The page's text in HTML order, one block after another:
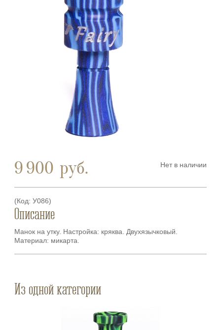
Нет в наличии
9 900 руб.
(Код: У086)
Описание
Манок на утку. Настройка: кряква. Двухязычковый.
Материал: микарта.
Из одной категории